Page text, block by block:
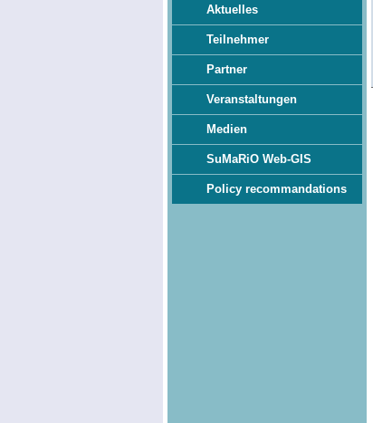
Aktuelles
Teilnehmer
Partner
Veranstaltungen
Medien
SuMaRiO Web-GIS
Policy recommandations